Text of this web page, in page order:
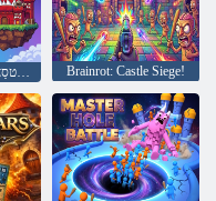
המחלמ עלטסַאק :טָאשגנילס טיינ Brainrot: Castle Siege!